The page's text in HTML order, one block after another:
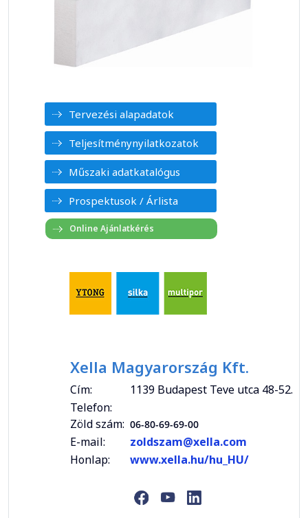
Tervezési alapadatok
Teljesítménynyilatkozatok
Műszaki adatkatalógus
Prospektusok / Árlista
Xella Magyarország Kft.
Cím:
1139 Budapest Teve utca 48-52.
Telefon:
Zöld szám: 06-80-69-69-00
E-mail:
zoldszam@xella.com
Honlap:
www.xella.hu/hu_HU/